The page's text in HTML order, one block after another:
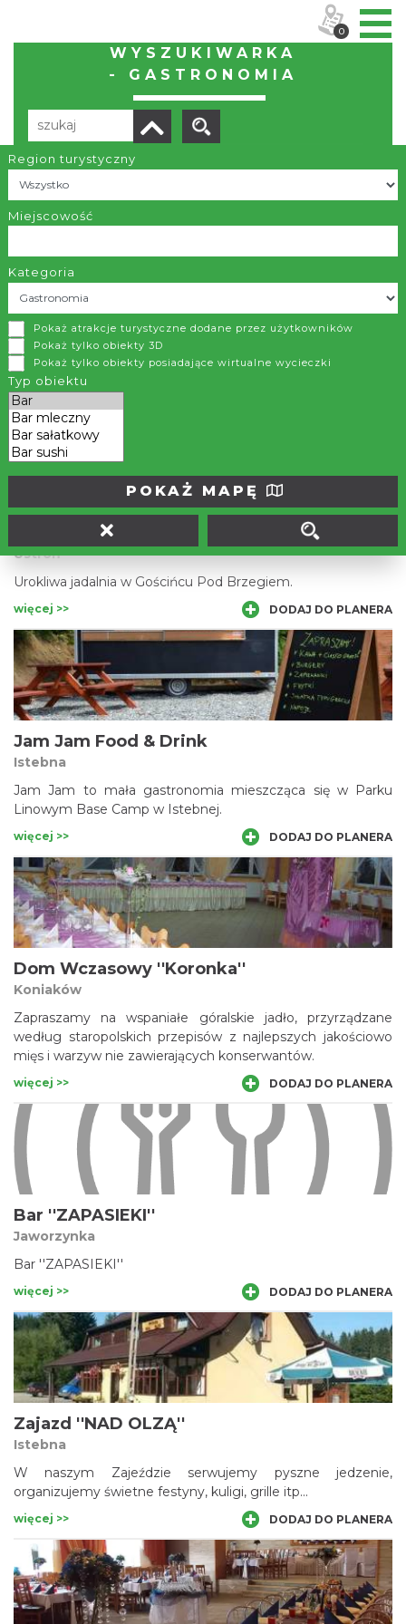
WYSZUKIWARKA
- GASTRONOMIA
Region turystyczny
Miejscowość
Kategoria
Pokaż atrakcje turystyczne dodane przez użytkowników
Pokaż tylko obiekty 3D
Pokaż tylko obiekty posiadające wirtualne wycieczki
Typ obiektu
POKAŻ MAPĘ
Liczba elementów:
Zajazd "Pod Lasem"
Ustroń
Klimatyczny zajazd z kuchnią polską i regionalną
więcej >>
Jadalnia Pod Brzegiem
Ustroń
Urokliwa jadalnia w Gościńcu Pod Brzegiem.
więcej >> DODAJ DO PLANERA
Jam Jam Food & Drink
Istebna
Jam Jam to mała gastronomia mieszcząca się w Parku
Linowym Base Camp w Istebnej.
więcej >> DODAJ DO PLANERA
Dom Wczasowy ''Koronka''
Koniaków
Zapraszamy na wspaniałe góralskie jadło, przyrządzane
według staropolskich przepisów z najlepszych jakościowo
mięs i warzyw nie zawierających konserwantów.
więcej >> DODAJ DO PLANERA
Bar ''ZAPASIEKI''
Jaworzynka
Bar ''ZAPASIEKI''
więcej >> DODAJ DO PLANERA
Zajazd ''NAD OLZĄ''
Istebna
W naszym Zajeździe serwujemy pyszne jedzenie,
organizujemy świetne festyny, kuligi, grille itp...
więcej >> DODAJ DO PLANERA
0